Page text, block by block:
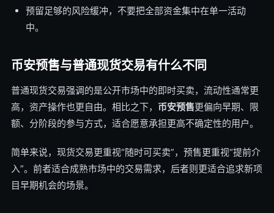
预留足够的风险缓冲，不要把全部资金集中在单一活动
中。
币安预售与普通现货交易有什么不同
普通现货交易强调的是公开市场中的即时买卖，流动性通常更
高，资产操作也更自由。相比之下， 币安预售更偏向早期、限
额、分阶段的参与方式，适合愿意承担更高不确定性的用户。
简单来说，现货交易更重视“随时可买卖”，预售更重视“提前介
入”。前者适合成熟市场中的交易需求，后者则更适合追求新项
目早期机会的场景。